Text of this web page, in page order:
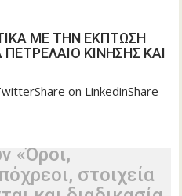
ΜΕ ΤΗΝ ΕΚΠΤΩΣΗ
ΠΕΤΡΕΛΑΙΟ ΚΙΝΗΣΗΣ ΚΑΙ
on LinkedinShare
απόφασης
Οικονομίας
Ανάπτυξης, του
Υποδομών και
Ψηφιακής
Διοικητή της
Δημοσίων
«Όροι,
στοιχεία